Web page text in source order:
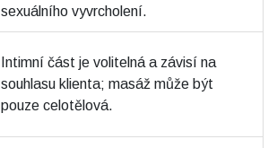
sexuálního vyvrcholení.
Intimní část je volitelná a závisí na
souhlasu klienta; masáž může být
pouze celotělová.